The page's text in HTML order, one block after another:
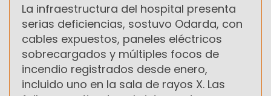
La infraestructura del hospital presenta
serias deficiencias, sostuvo Odarda, con
cables expuestos, paneles eléctricos
sobrecargados y múltiples focos de
incendio registrados desde enero,
incluido uno en la sala de rayos X. Las